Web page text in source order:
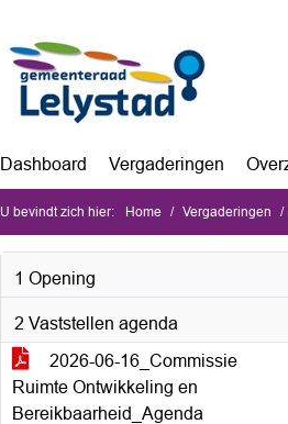
Dashboard Vergaderingen
U bevindt zich hier: Home Vergaderingen
1 Opening
2 Vaststellen agenda
2026-06-16_Commissie
Ruimte Ontwikkeling en
Bereikbaarheid_Agenda